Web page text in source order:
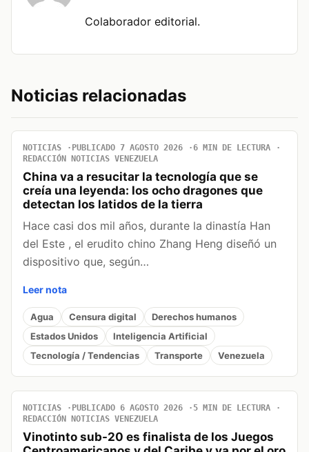
Colaborador editorial.
Noticias relacionadas
NOTICIAS PUBLICADO 7 AGOSTO 2026
6 MIN DE LECTURA
REDACCIÓN NOTICIAS VENEZUELA
China va a resucitar la tecnología que se
creía una leyenda: los ocho dragones que
detectan los latidos de la tierra
Hace casi dos mil años, durante la dinastía Han
del Este , el erudito chino Zhang Heng diseñó un
dispositivo que, según…
Leer nota
Agua Censura digital
Derechos humanos
Estados Unidos
Inteligencia Artificial
Tecnología / Tendencias
Transporte Venezuela
NOTICIAS PUBLICADO 6 AGOSTO 2026
5 MIN DE LECTURA
REDACCIÓN NOTICIAS VENEZUELA
Vinotinto sub-20 es finalista de los Juegos